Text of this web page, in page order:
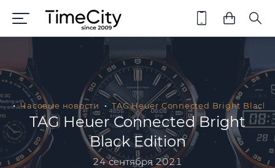
Часовые новости TAG Heuer Connected Bright Black
TAG Heuer Connected Bright
Black Edition
24 сентября 2021